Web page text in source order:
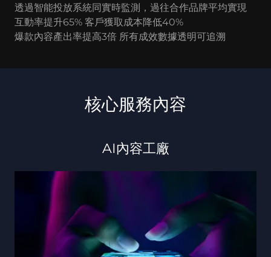
透過智能投放系統同實時監測，過往合作品牌平均實現
互動率提升65% 客戶獲取成本降低40%
爆款內容產出率提高3倍 所有成效數據透明可追溯
核心服務內容
AI內容工廠